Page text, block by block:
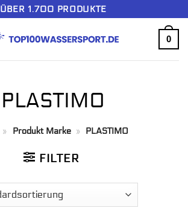
ÜBER 1.700 PRODUKTE
0
PLASTIMO
» Produkt Marke » PLASTIMO
FILTER